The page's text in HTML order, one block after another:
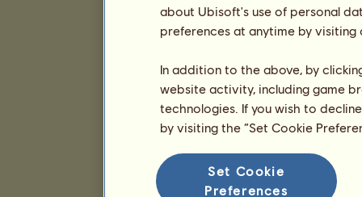
about Ubisoft's use of personal
preferences at anytime by
In addition to the above, by
website activity, including game
technologies. If you wish to
by visiting the “Set Cookie
Set Cookie
Preferences